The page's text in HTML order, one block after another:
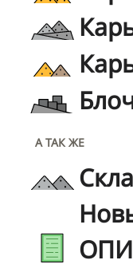
А ТАК ЖЕ
ОПИ